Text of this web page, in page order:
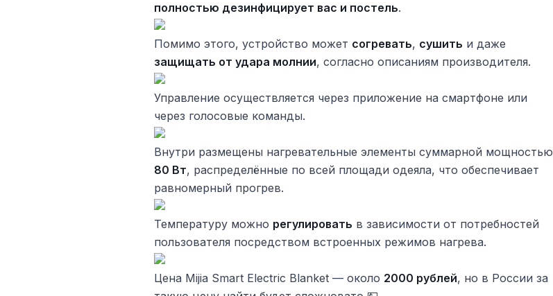
полностью дезинфицирует вас и постель.
Помимо этого, устройство может согревать, сушить и даже
защищать от удара молнии, согласно описаниям производителя.
Управление осуществляется через приложение на смартфоне или
через голосовые команды.
Внутри размещены нагревательные элементы суммарной мощностью
80 Вт, распределённые по всей площади одеяла, что обеспечивает
равномерный прогрев.
Температуру можно регулировать в зависимости от потребностей
пользователя посредством встроенных режимов нагрева.
Цена Mijia Smart Electric Blanket — около 2000 рублей, но в России за